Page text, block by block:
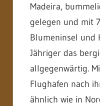
Madeira,
gelegen und mit
Blumeninsel und
Jähriger das
allgegenwärtig.
Flughafen nach
ähnlich wie in